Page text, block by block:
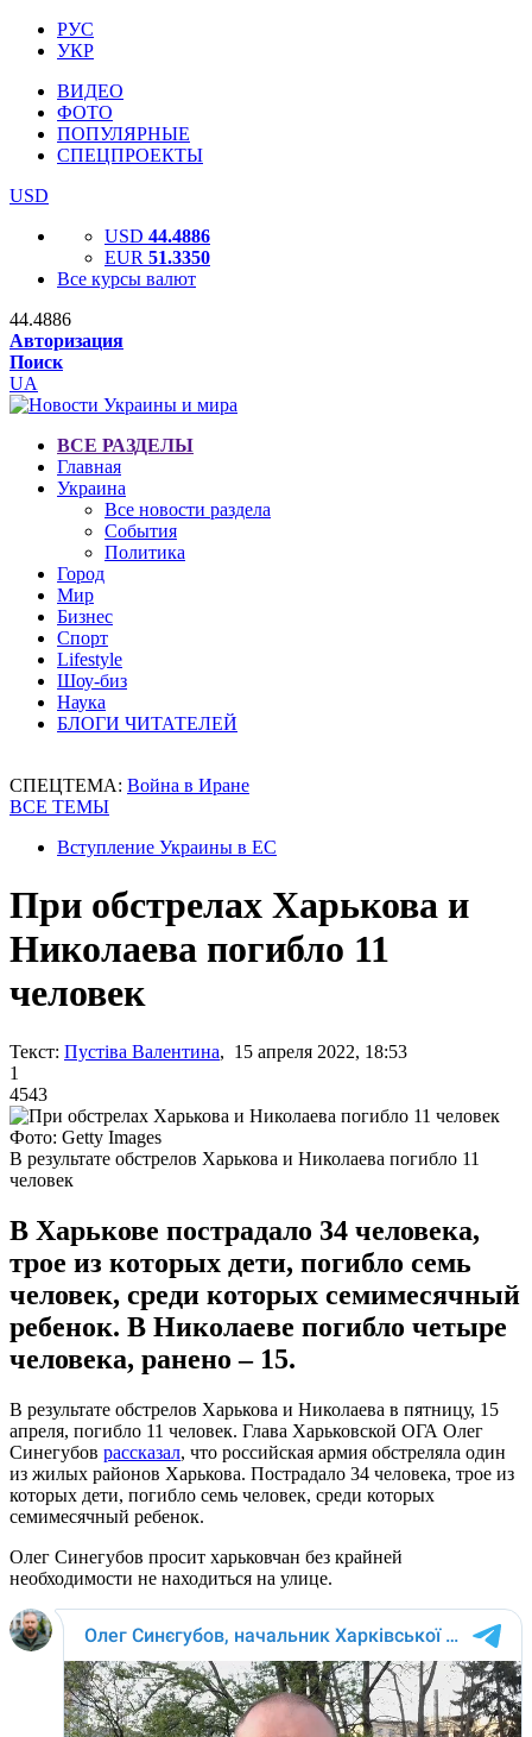
РУС
УКР
ВИДЕО
ФОТО
ПОПУЛЯРНЫЕ
СПЕЦПРОЕКТЫ
USD
USD 44.4886
EUR 51.3350
Все курсы валют
44.4886
Авторизация
Поиск
UA
ВСЕ РАЗДЕЛЫ
Главная
Украина
Все новости раздела
События
Политика
Город
Мир
Бизнес
Спорт
Lifestyle
Шоу-биз
Наука
БЛОГИ ЧИТАТЕЛЕЙ
СПЕЦТЕМА: Война в Иране
ВСЕ ТЕМЫ
Вступление Украины в ЕС
При обстрелах Харькова и
Николаева погибло 11
человек
Текст: Пустіва Валентина, 15 апреля 2022, 18:53
1
4543
Фото: Getty Images
В результате обстрелов Харькова и Николаева погибло 11
человек
В Харькове пострадало 34 человека,
трое из которых дети, погибло семь
человек, среди которых семимесячный
ребенок. В Николаеве погибло четыре
человека, ранено – 15.
В результате обстрелов Харькова и Николаева в пятницу, 15
апреля, погибло 11 человек. Глава Харьковской ОГА Олег
Синегубов рассказал, что российская армия обстреляла один
из жилых районов Харькова. Пострадало 34 человека, трое из
которых дети, погибло семь человек, среди которых
семимесячный ребенок.
Олег Синегубов просит харьковчан без крайней
необходимости не находиться на улице.